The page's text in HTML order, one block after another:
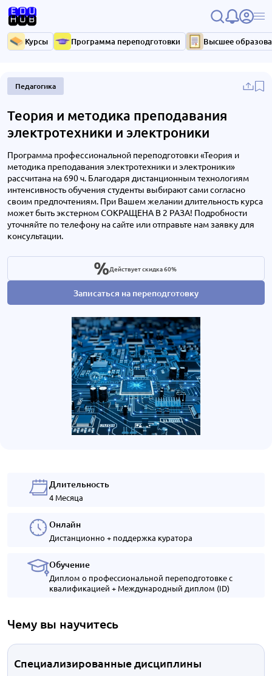
Курсы Программа переподготовки Высшее
Педагогика
Теория и методика преподавания
электротехники и электроники
Программа профессиональной переподготовки «Теория и
методика преподавания электротехники и электроники»
рассчитана на 690 ч. Благодаря дистанционным технологиям
интенсивность обучения студенты выбирают сами согласно
своим предпочтениям. При Вашем желании длительность курса
может быть экстерном СОКРАЩЕНА В 2 РАЗА! Подробности
уточняйте по телефону на сайте или отправьте нам заявку для
консультации.
Записаться на переподготовку
Действует скидка 60%
Длительность
4 Месяца
Онлайн
Дистанционно + поддержка куратора
Обучение
Диплом о профессиональной переподготовке с
квалификацией + Международный диплом (ID)
Чему вы научитесь
Специализированные дисциплины